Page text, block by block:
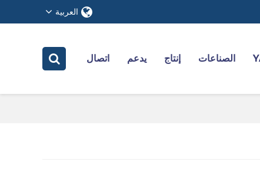
العربية
الصناعات إنتاج يدعم اتصال